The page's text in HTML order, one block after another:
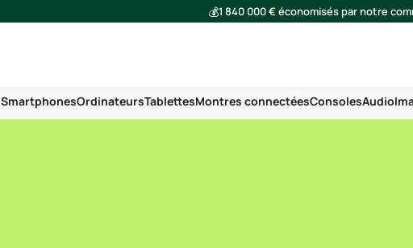
💰1 840 000 € économisés par notre
SmartphonesOrdinateursTablettesMontres connectéesConsolesAudio